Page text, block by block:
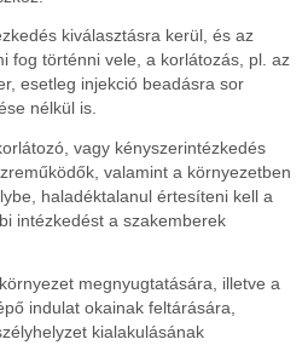
kiválasztásra kerül, és az
fog történni vele, a korlátozás, pl. az
esetleg injekció beadásra sor
nélkül is.
vagy kényszerintézkedés
valamint a környezetben
haladéktalanul értesíteni kell a
intézkedést a szakemberek
megnyugtatására, illetve a
indulat okainak feltárására,
kialakulásának